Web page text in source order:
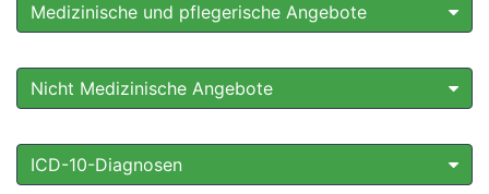
Medizinische und pflegerische Angebote
Nicht Medizinische Angebote
ICD-10-Diagnosen